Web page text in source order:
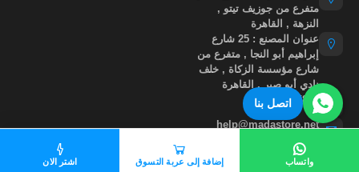
اتصل بنا
واتساب إضافة إلى عربة التسوق اشتر الان
متفرع من جوزيف تيتو ,
النزهة , القاهرة
عنوان المصنع : 25 شارع
إبراهيم أبو النجا , متفرع من
شارع مؤسسة الزكاة , خلف
نادي أبو صير , القاهرة
01015535855
help@madastore.net